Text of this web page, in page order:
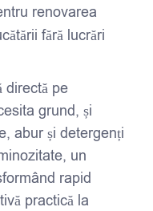
renovarea
fără lucrări
directă pe
grund, și
abur și detergenți
un
rapid
practică la